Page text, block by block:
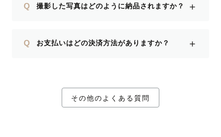
Q 撮影した写真はどのように納品されますか？ ＋
Q お支払いはどの決済方法がありますか？ ＋
その他のよくある質問